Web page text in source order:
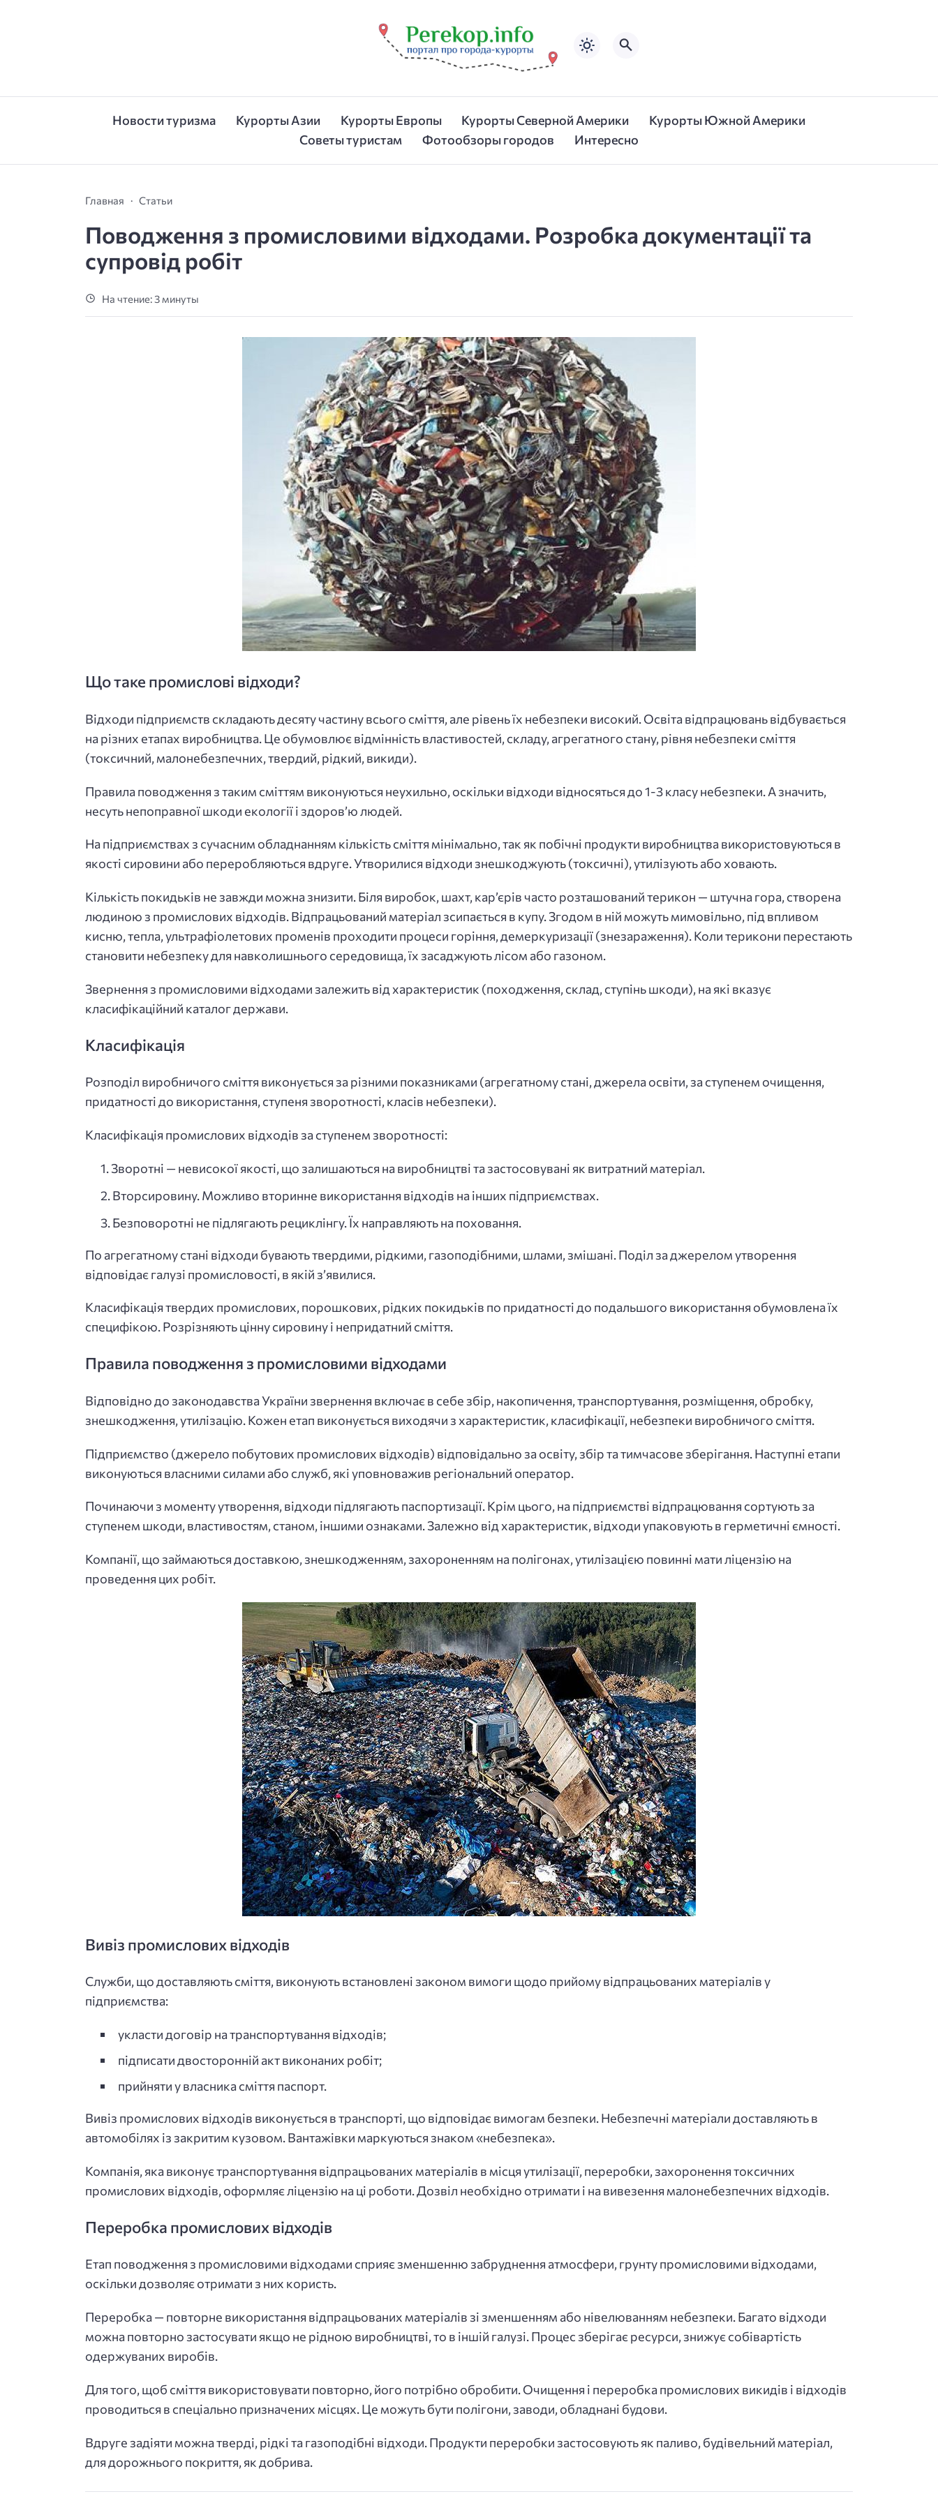
Новости туризма Курорты Азии Курорты Европы Курорты Северной Америки
Курорты Южной Америки
Советы туристам
Фотообзоры городов Интересно
Главная Статьи
Поводження з промисловими відходами. Розробка документації та
супровід робіт
На чтение: 3 минуты
Що таке промислові відходи?
Відходи підприємств складають десяту частину всього сміття, але рівень їх небезпеки високий. Освіта відпрацювань відбувається
на різних етапах виробництва. Це обумовлює відмінність властивостей, складу, агрегатного стану, рівня небезпеки сміття
(токсичний, малонебезпечних, твердий, рідкий, викиди).
Правила поводження з таким сміттям виконуються неухильно, оскільки відходи відносяться до 1-3 класу небезпеки. А значить,
несуть непоправної шкоди екології і здоров’ю людей.
На підприємствах з сучасним обладнанням кількість сміття мінімально, так як побічні продукти виробництва використовуються в
якості сировини або переробляються вдруге. Утворилися відходи знешкоджують (токсичні), утилізують або ховають.
Кількість покидьків не завжди можна знизити. Біля виробок, шахт, кар’єрів часто розташований терикон — штучна гора, створена
людиною з промислових відходів. Відпрацьований матеріал зсипається в купу. Згодом в ній можуть мимовільно, під впливом
кисню, тепла, ультрафіолетових променів проходити процеси горіння, демеркуризації (знезараження). Коли терикони перестають
становити небезпеку для навколишнього середовища, їх засаджують лісом або газоном.
Звернення з промисловими відходами залежить від характеристик (походження, склад, ступінь шкоди), на які вказує
класифікаційний каталог держави.
Класифікація
Розподіл виробничого сміття виконується за різними показниками (агрегатному стані, джерела освіти, за ступенем очищення,
придатності до використання, ступеня зворотності, класів небезпеки).
Класифікація промислових відходів за ступенем зворотності:
Зворотні — невисокої якості, що залишаються на виробництві та застосовувані як витратний матеріал.
Вторсировину. Можливо вторинне використання відходів на інших підприємствах.
Безповоротні не підлягають рециклінгу. Їх направляють на поховання.
По агрегатному стані відходи бувають твердими, рідкими, газоподібними, шлами, змішані. Поділ за джерелом утворення
відповідає галузі промисловості, в якій з’явилися.
Класифікація твердих промислових, порошкових, рідких покидьків по придатності до подальшого використання обумовлена ​​їх
специфікою. Розрізняють цінну сировину і непридатний сміття.
Правила поводження з промисловими відходами
Відповідно до законодавства України звернення включає в себе збір, накопичення, транспортування, розміщення, обробку,
знешкодження, утилізацію. Кожен етап виконується виходячи з характеристик, класифікації, небезпеки виробничого сміття.
Підприємство (джерело побутових промислових відходів) відповідально за освіту, збір та тимчасове зберігання. Наступні етапи
виконуються власними силами або служб, які уповноважив регіональний оператор.
Починаючи з моменту утворення, відходи підлягають паспортизації. Крім цього, на підприємстві відпрацювання сортують за
ступенем шкоди, властивостям, станом, іншими ознаками. Залежно від характеристик, відходи упаковують в герметичні ємності.
Компанії, що займаються доставкою, знешкодженням, захороненням на полігонах, утилізацією повинні мати ліцензію на
проведення цих робіт.
Вивіз промислових відходів
Служби, що доставляють сміття, виконують встановлені законом вимоги щодо прийому відпрацьованих матеріалів у
підприємства:
укласти договір на транспортування відходів;
підписати двосторонній акт виконаних робіт;
прийняти у власника сміття паспорт.
Вивіз промислових відходів виконується в транспорті, що відповідає вимогам безпеки. Небезпечні матеріали доставляють в
автомобілях із закритим кузовом. Вантажівки маркуються знаком «небезпека».
Компанія, яка виконує транспортування відпрацьованих матеріалів в місця утилізації, переробки, захоронення токсичних
промислових відходів, оформляє ліцензію на ці роботи. Дозвіл необхідно отримати і на вивезення малонебезпечних відходів.
Переробка промислових відходів
Етап поводження з промисловими відходами сприяє зменшенню забруднення атмосфери, грунту промисловими відходами,
оскільки дозволяє отримати з них користь.
Переробка — повторне використання відпрацьованих матеріалів зі зменшенням або нівелюванням небезпеки. Багато відходи
можна повторно застосувати якщо не рідною виробництві, то в іншій галузі. Процес зберігає ресурси, знижує собівартість
одержуваних виробів.
Для того, щоб сміття використовувати повторно, його потрібно обробити. Очищення і переробка промислових викидів і відходів
проводиться в спеціально призначених місцях. Це можуть бути полігони, заводи, обладнані будови.
Вдруге задіяти можна тверді, рідкі та газоподібні відходи. Продукти переробки застосовують як паливо, будівельний матеріал,
для дорожнього покриття, як добрива.